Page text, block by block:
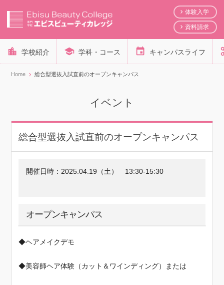
体験入学
資料請求
学校紹介 学科・コース キャンパスライフ
Home 総合型選抜入試直前のオープンキャンパス
イベント
総合型選抜入試直前のオープンキャンパス
開催日時： 2025.04.19（土） 13:30-15:30
オープンキャンパス
◆ヘアメイクデモ
◆美容師ヘア体験（カット＆ワインディング）または